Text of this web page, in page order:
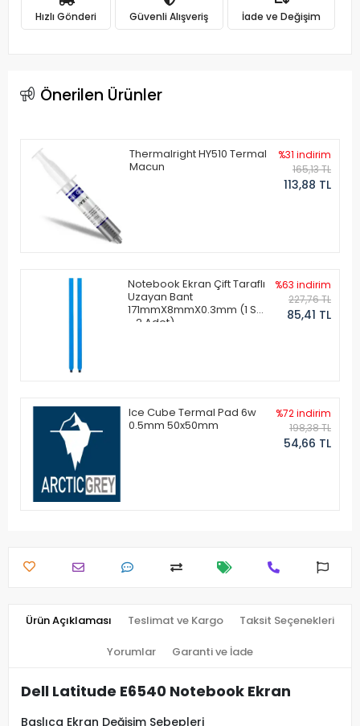
Hızlı Gönderi Güvenli Alışveriş İade ve Değişim
Önerilen Ürünler
Thermalright HY510 Termal
Macun
%31 indirim
165,13 TL
113,88 TL
Notebook Ekran Çift Taraflı
Uzayan Bant
171mmX8mmX0.3mm (1 Set
- 2 Adet)
%63 indirim
227,76 TL
85,41 TL
Ice Cube Termal Pad 6w
0.5mm 50x50mm
%72 indirim
198,38 TL
54,66 TL
Ürün Açıklaması Teslimat ve Kargo Taksit Seçenekleri
Yorumlar Garanti ve İade
Dell Latitude E6540 Notebook Ekran
Başlıca Ekran Değişim Sebepleri